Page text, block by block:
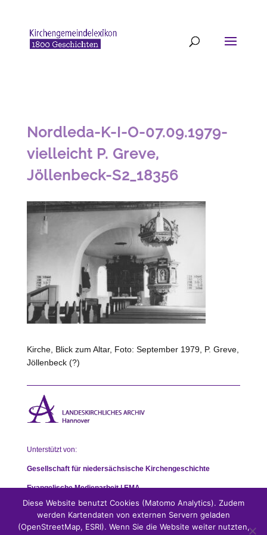
Nordleda-K-I-O-07.09.1979-
vielleicht P. Greve,
Jöllenbeck-S2_18356
Kirche, Blick zum Altar, Foto: September 1979, P. Greve,
Jöllenbeck (?)
Unterstützt von:
Gesellschaft für niedersächsische Kirchengeschichte
Evangelische Medienarbeit | EMA
Diese Website benutzt Cookies (Matomo Analytics). Zudem
werden Kartendaten von externen Servern geladen
(OpenStreetMap, ESRI). Wenn Sie die Website weiter nutzten,